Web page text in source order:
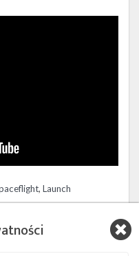
, Launch